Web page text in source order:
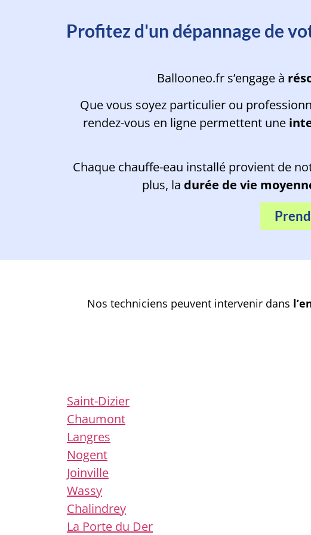
Profitez d'un dépannage de
Ballooneo.fr s’engage à
Que vous soyez particulier ou
rendez-vous en ligne permettent une
Chaque chauffe-eau installé provient de
plus, la durée de vie
Nos techniciens peuvent intervenir dans
Saint-Dizier
Chaumont
Langres
Nogent
Joinville
Wassy
Chalindrey
La Porte du Der